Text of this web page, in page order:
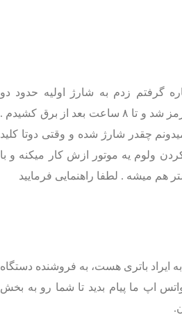
گرفتم زدم به شارژ اولیه حدود دو
ساعت چراغ سبز بود وبعد قرمز شد و تا ۸ ساعت بعد از برق کشیدم .
چقدر شارژ شده و وقتی دوتا کلید
ولوم یه موتور ازش کار میکنه و با
هم میشه . لطفا راهنمایی فرمایید
ایراد باتری هست، به فروشنده دستگاه
اپ ما پیام بدید تا شما رو به بخش